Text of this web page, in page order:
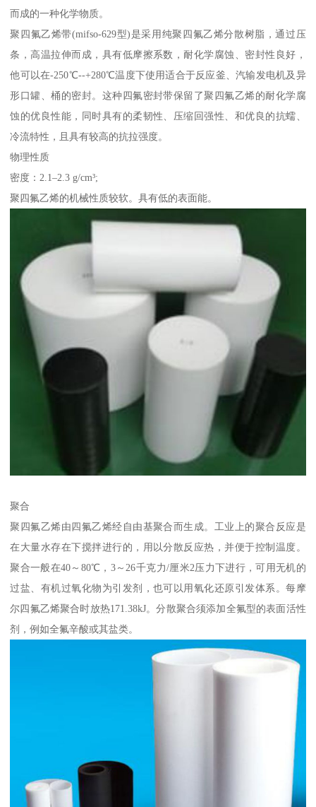
而成的一种化学物质。
聚四氟乙烯带(mifso-629型)是采用纯聚四氟乙烯分散树脂，通过压
条，高温拉伸而成，具有低摩擦系数，耐化学腐蚀、密封性良好，
他可以在-250℃--+280℃温度下使用适合于反应釜、汽输发电机及异
形口罐、桶的密封。这种四氟密封带保留了聚四氟乙烯的耐化学腐
蚀的优良性能，同时具有的柔韧性、压缩回强性、和优良的抗蠕、
冷流特性，且具有较高的抗拉强度。
物理性质
密度：2.1–2.3 g/cm³;
聚四氟乙烯的机械性质较软。具有低的表面能。
聚合
聚四氟乙烯由四氟乙烯经自由基聚合而生成。工业上的聚合反应是
在大量水存在下搅拌进行的，用以分散反应热，并便于控制温度。
聚合一般在40～80℃，3～26千克力/厘米2压力下进行，可用无机的
过盐、有机过氧化物为引发剂，也可以用氧化还原引发体系。每摩
尔四氟乙烯聚合时放热171.38kJ。分散聚合须添加全氟型的表面活性
剂，例如全氟辛酸或其盐类。